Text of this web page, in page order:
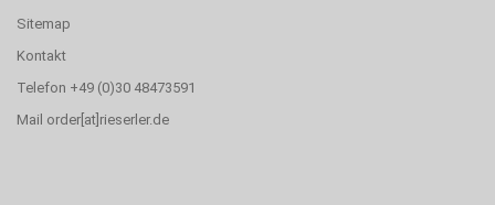
Sitemap
Kontakt
Telefon +49 (0)30 48473591
Mail order[at]rieserler.de